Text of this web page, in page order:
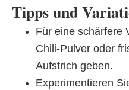
Tipps und
Für eine schärfere
Chili-Pulver oder
Aufstrich geben.
Experimentieren